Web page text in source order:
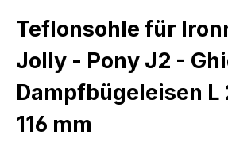
Teflonsohle für
Jolly - Pony J2 -
Dampfbügeleisen L
116 mm